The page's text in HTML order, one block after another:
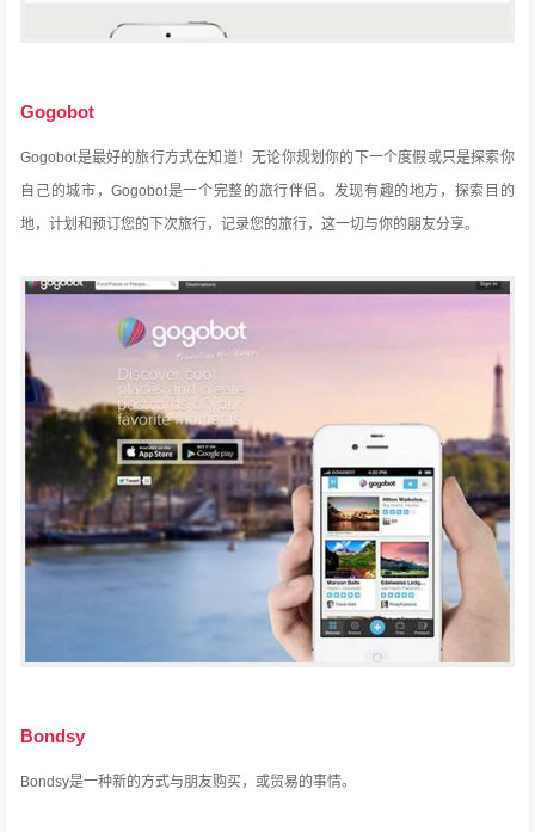
Gogobot
Gogobot是最好的旅行方式在知道！无论你规划你的下一个度假或只是探索你
自己的城市，Gogobot是一个完整的旅行伴侣。 发现有趣的地方，探索目的
地，计划和预订您的下次旅行，记录您的旅行，这一切与你的朋友分享。
Bondsy
Bondsy是一种新的方式与朋友购买，或贸易的事情。